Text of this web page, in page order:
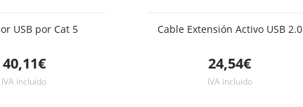
USB por Cat 5
40,11€
IVA incluido
Cable Extensión Activo USB 2.0
24,54€
IVA incluido